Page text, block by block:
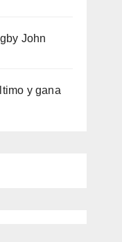
John
y gana